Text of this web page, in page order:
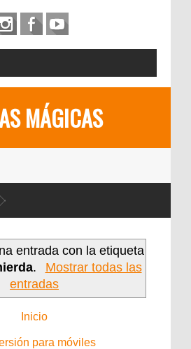
MÁGICAS
entrada con la etiqueta
.
Mostrar todas las
entradas
Inicio
para móviles